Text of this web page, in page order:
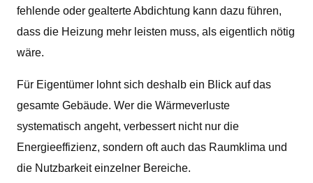
fehlende oder gealterte Abdichtung kann dazu führen,
dass die Heizung mehr leisten muss, als eigentlich nötig
wäre.
Für Eigentümer lohnt sich deshalb ein Blick auf das
gesamte Gebäude. Wer die Wärmeverluste
systematisch angeht, verbessert nicht nur die
Energieeffizienz, sondern oft auch das Raumklima und
die Nutzbarkeit einzelner Bereiche.